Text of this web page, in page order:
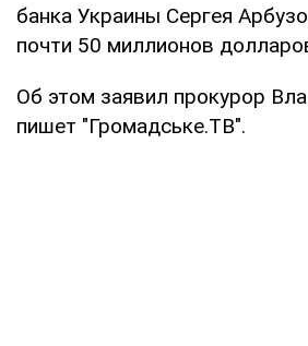
банка Украины Сергея
почти 50 миллионов
Об этом заявил прокурор
пишет "Громадське.ТВ".